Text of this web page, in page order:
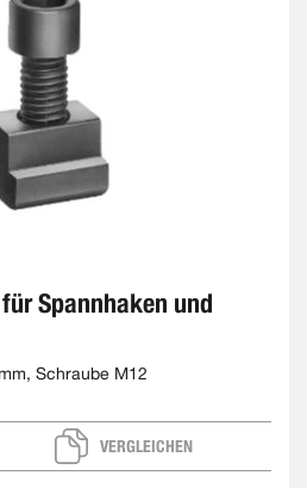
Spannhaken und
Schraube M12
VERGLEICHEN